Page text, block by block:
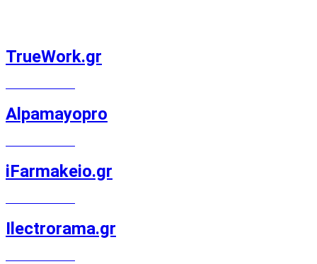
TrueWork.gr
Alpamayopro
iFarmakeio.gr
Ilectrorama.gr